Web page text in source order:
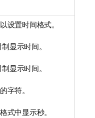
设置时间格式。
显示时间。
显示时间。
字符。
式中显示秒。